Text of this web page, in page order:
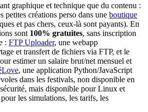
graphique et technique que du contenu :
petites créations perso dans une boutique
et pas chers, ceux-là sont payants). En
sont 100% gratuites, sans inscription
: FTP Uploader, une webapp
et transfert de fichiers via FTP, et le
estimer un salaire brut/net mensuel et
, une application Python/JavaScript
dans les festivals, non disponible en
mais disponible pour Linux et
les simulations, les tarifs, les